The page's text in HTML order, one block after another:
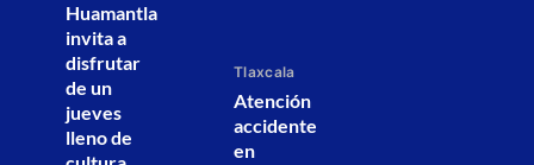
Huamantla
invita a
disfrutar
de un
jueves
lleno de
Tlaxcala
Atención
accidente
en